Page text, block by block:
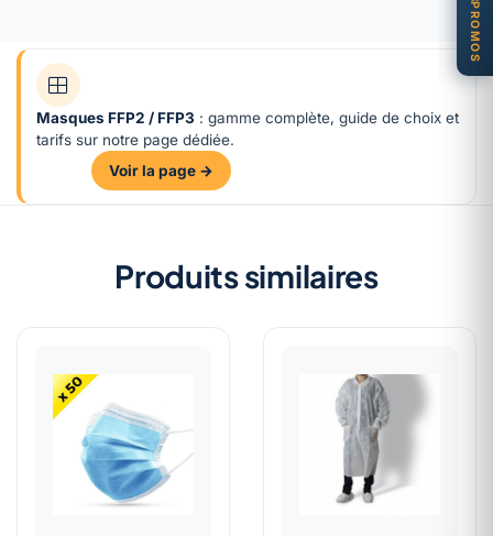
Masques FFP2 / FFP3 : gamme complète, guide de choix et
tarifs sur notre page dédiée.
Voir la page →
Produits similaires
PROMOS